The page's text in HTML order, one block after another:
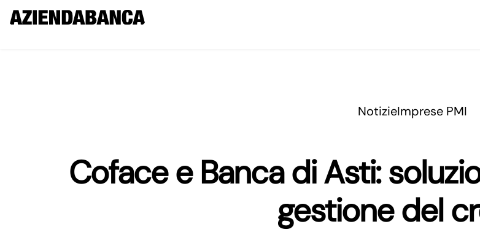
NotizieImprese PMI
Coface e Banca di Asti:
gestione del